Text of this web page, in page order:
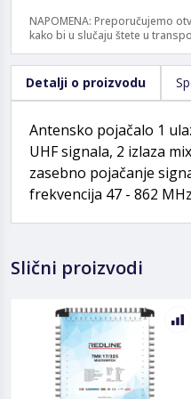
NAPOMENA: Preporučujemo
kako bi u slučaju štete u
Detalji o proizvodu
Antensko pojačalo 1
UHF signala, 2 izlaza
zasebno pojačanje
frekvencija 47 - 862
Slični proizvodi